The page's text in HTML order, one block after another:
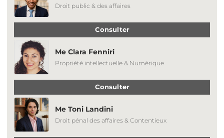
Droit public & des affaires
Consulter
Me Clara Fenniri
Propriété intellectuelle & Numérique
Consulter
Me Toni Landini
Droit pénal des affaires & Contentieux